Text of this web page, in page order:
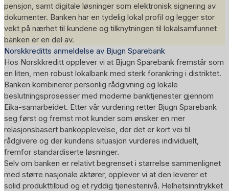
pensjon, samt digitale løsninger som elektronisk signering av
dokumenter. Banken har en tydelig lokal profil og legger stor
vekt på nærhet til kundene og tilknytningen til lokalsamfunnet
banken er en del av.
Norskkreditts anmeldelse av Bjugn Sparebank
Hos Norskkreditt opplever vi at Bjugn Sparebank fremstår som
en liten, men robust lokalbank med sterk forankring i distriktet.
Banken kombinerer personlig rådgivning og lokale
beslutningsprosesser med moderne banktjenester gjennom
Eika-samarbeidet. Etter vår vurdering retter Bjugn Sparebank
seg først og fremst mot kunder som ønsker en mer
relasjonsbasert bankopplevelse, der det er kort vei til
rådgivere og der kundens situasjon vurderes individuelt,
fremfor standardiserte løsninger.
Selv om banken er relativt begrenset i størrelse sammenlignet
med større nasjonale aktører, opplever vi at den leverer et
solid produkttilbud og et ryddig tjenestenivå. Helhetsinntrykket